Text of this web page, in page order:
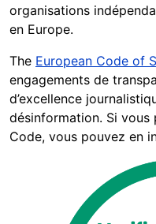
organisations
en Europe.
The European Code of
engagements de
d’excellence
désinformation. Si vous
Code, vous pouvez en